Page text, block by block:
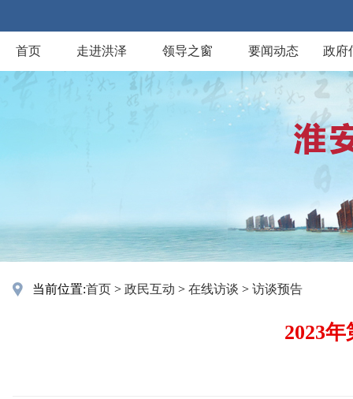
首页 走进洪泽 领导之窗 要闻动态 政府
当前位置:首页 > 政民互动 > 在线访谈 > 访谈预告
2023